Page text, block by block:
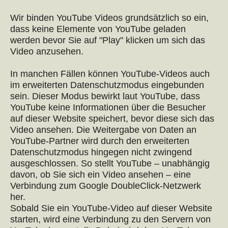
Wir binden YouTube Videos grundsätzlich so ein,
dass keine Elemente von YouTube geladen
werden bevor Sie auf "Play" klicken um sich das
Video anzusehen.
In manchen Fällen können YouTube-Videos auch
im erweiterten Datenschutzmodus eingebunden
sein. Dieser Modus bewirkt laut YouTube, dass
YouTube keine Informationen über die Besucher
auf dieser Website speichert, bevor diese sich das
Video ansehen. Die Weitergabe von Daten an
YouTube-Partner wird durch den erweiterten
Datenschutzmodus hingegen nicht zwingend
ausgeschlossen. So stellt YouTube – unabhängig
davon, ob Sie sich ein Video ansehen – eine
Verbindung zum Google DoubleClick-Netzwerk
her.
Sobald Sie ein YouTube-Video auf dieser Website
starten, wird eine Verbindung zu den Servern von